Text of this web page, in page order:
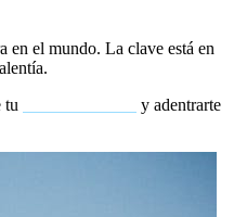
en el mundo. La clave está en
tu
y adentrarte